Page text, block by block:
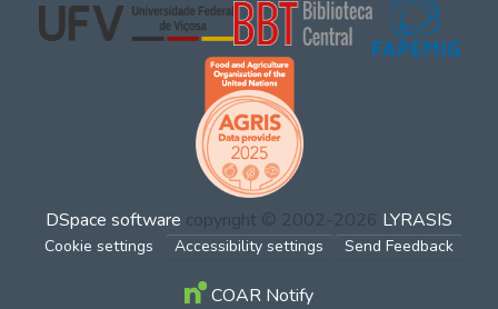
DSpace software copyright © 2002-2026 LYRASIS
Cookie settings Accessibility settings Send Feedback
COAR Notify